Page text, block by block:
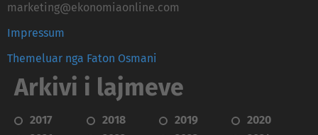
marketing@ekonomiaonline.com
Impressum
Themeluar nga Faton Osmani
Arkivi i lajmeve
2017 2018 2019
2020